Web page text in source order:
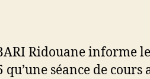
Ridouane informe
qu’une séance de